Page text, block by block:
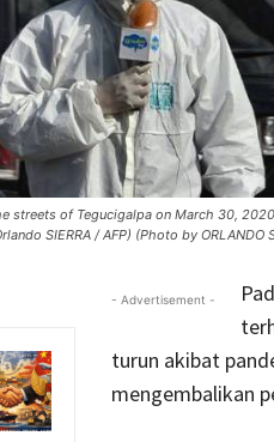
streets of Tegucigalpa on March 30,
SIERRA / AFP) (Photo by ORLANDO
- Advertisement -
turun akibat
mengembalikan